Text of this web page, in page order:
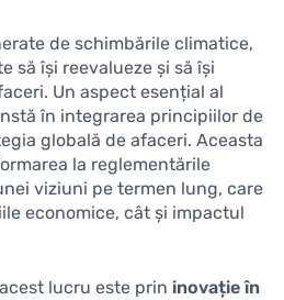
de schimbările climatice,
să își reevalueze și să își
Un aspect esențial al
în integrarea principiilor de
globală de afaceri. Aceasta
la reglementările
viziuni pe termen lung, care
economice, cât și impactul
lucru este prin inovație în